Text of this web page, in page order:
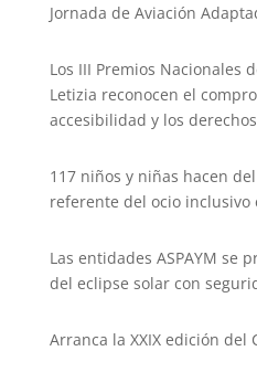
Jornada de Aviación
Los III Premios Nacionales
Letizia reconocen el
accesibilidad y los
117 niños y niñas hacen
referente del ocio inclusivo
Las entidades ASPAYM se
del eclipse solar con
Arranca la XXIX edición del